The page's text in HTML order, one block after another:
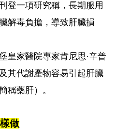
登一項研究稱，長期服用
解毒負擔，導致肝臟損
皇家醫院專家肯尼思·辛普
其代謝產物容易引起肝臟
稱藥肝）。
做